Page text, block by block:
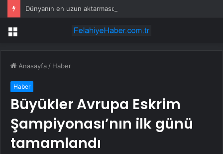
Menü
Anasayfa / Haber
Haber
Büyükler Avrupa Eskrim
Şampiyonası’nın ilk günü
tamamlandı